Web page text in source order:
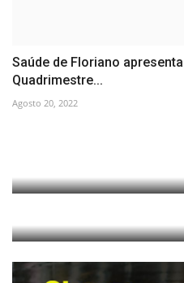
Saúde de Floriano
Quadrimestre...
Agosto 20, 2022